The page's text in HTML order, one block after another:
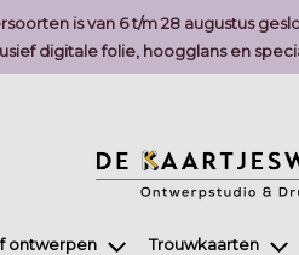
is van 6 t/m 28 augustus
digitale folie, hoogglans en
ontwerpen Trouwkaarten